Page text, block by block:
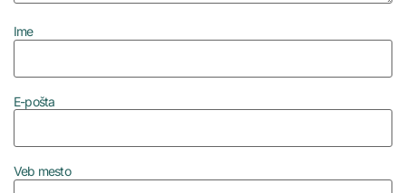
Ime
E-pošta
Veb mesto